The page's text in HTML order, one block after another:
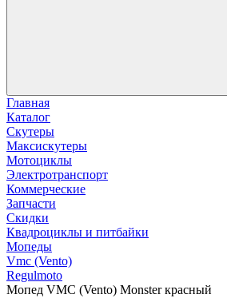
Главная
Каталог
Скутеры
Максискутеры
Мотоциклы
Электротранспорт
Коммерческие
Запчасти
Скидки
Квадроциклы и питбайки
Мопеды
Vmc (Vento)
Regulmoto
Мопед VMC (Vento) Monster красный